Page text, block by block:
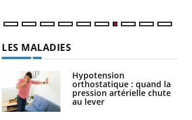
LES MALADIES
Hypotension
orthostatique : quand la
pression artérielle chute
au lever